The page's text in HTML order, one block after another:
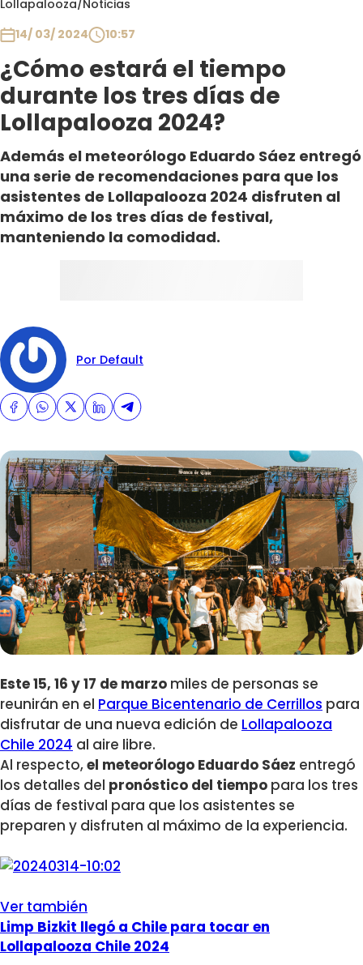
Lollapalooza/Noticias
14/ 03/ 2024
10:57
¿Cómo estará el tiempo
durante los tres días de
Lollapalooza 2024?
Además el meteorólogo Eduardo Sáez entregó
una serie de recomendaciones para que los
asistentes de Lollapalooza 2024 disfruten al
máximo de los tres días de festival,
manteniendo la comodidad.
Por Default
Este15, 16 y 17 de marzo miles de personas se
reunirán en el Parque Bicentenario de Cerrillos para
disfrutar de una nueva edición de Lollapalooza
Chile 2024 al aire libre.
Al respecto,el meteorólogo Eduardo Sáez entregó
los detalles del pronóstico del tiempo para los tres
días de festival para que los asistentes se
preparen y disfruten al máximo de la experiencia.
Ver también
Limp Bizkit llegó a Chile para tocar en
Lollapalooza Chile 2024
Club De La Comedia
Contigo en Directo
Plan Perfecto
El Tiempo
Sabingo
Todos Los Programas